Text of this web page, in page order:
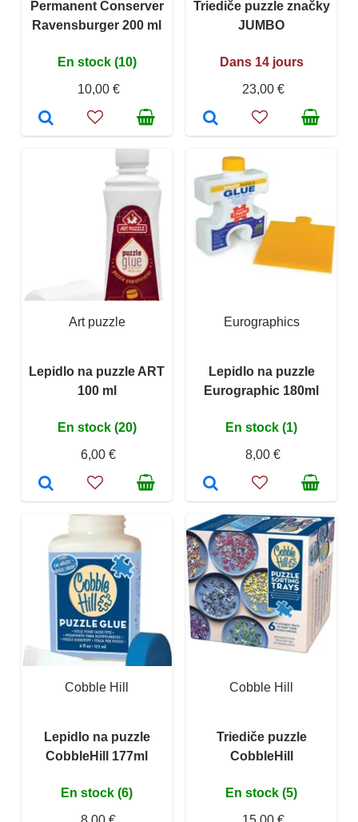
Permanent Conserver
Ravensburger 200 ml
En stock (10)
10,00 €
Triediče puzzle značky
JUMBO
Dans 14 jours
23,00 €
Art puzzle
Lepidlo na puzzle ART
100 ml
En stock (20)
6,00 €
Eurographics
Lepidlo na puzzle
Eurographic 180ml
En stock (1)
8,00 €
Cobble Hill
Lepidlo na puzzle
CobbleHill 177ml
En stock (6)
Cobble Hill
Triediče puzzle
CobbleHill
En stock (5)